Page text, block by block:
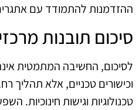
ההזדמנות להתמודד עם
סיכום תובנות
לסיכום, החשיבה המתמטית
וכישורים טכניים, אלא תהליך
טכנולוגיות וגישות